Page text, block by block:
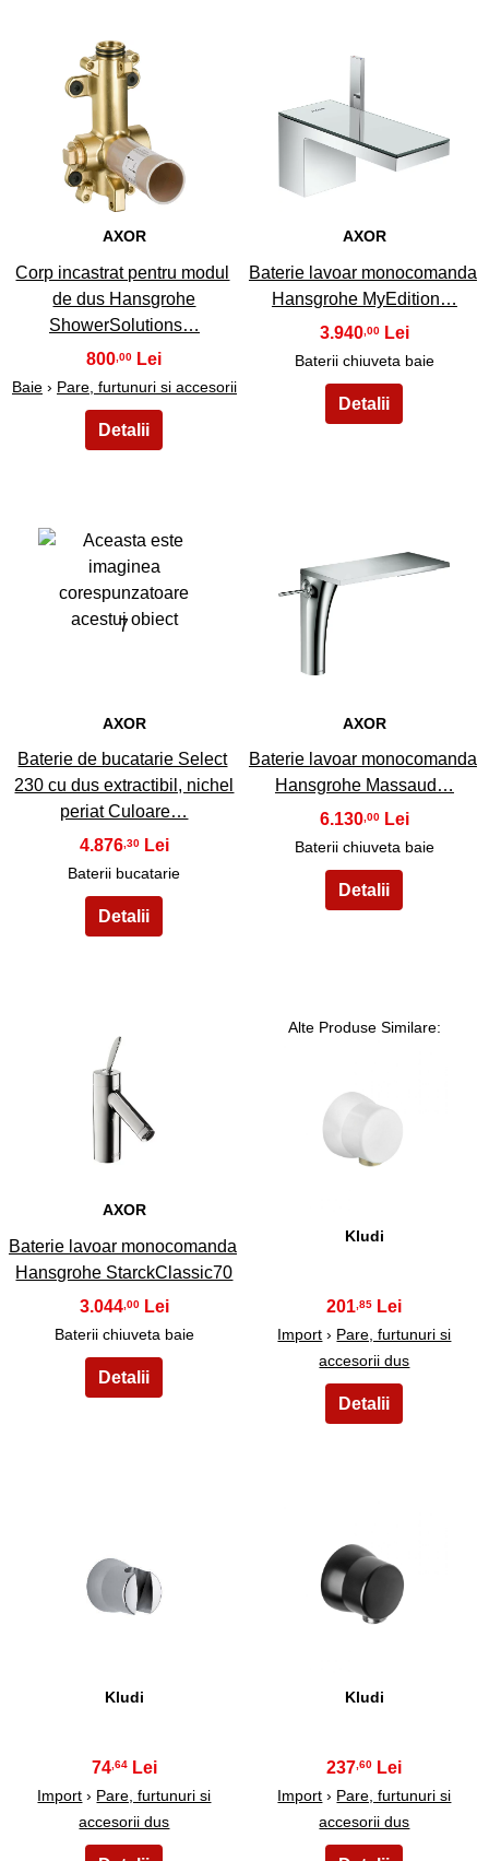
5
AXOR
Corp incastrat pentru modul
de dus Hansgrohe
ShowerSolutions…
800 ,00
Baie› Pare, furtunuri si accesorii
6
AXOR
Baterie lavoar monocomanda
Hansgrohe MyEdition…
3.940,00
Baterii chiuveta baie
7
AXOR
Baterie de bucatarie Select
230 cu dus extractibil, nichel
periat Culoare…
4.876,30
Baterii bucatarie
AXOR
Baterie lavoar monocomanda
Hansgrohe Massaud…
6.130,00
Baterii chiuveta baie
9
AXOR
Baterie lavoar monocomanda
Hansgrohe StarckClassic70
3.044 ,00
Baterii chiuveta baie
Alte Produse Similare:
Kludi
201 ,85
Import › Pare, furtunuri si
accesorii dus
11
Kludi
74,64
Import › Pare, furtunuri si
accesorii dus
12
Kludi
237,60
Import › Pare, furtunuri si
accesorii dus